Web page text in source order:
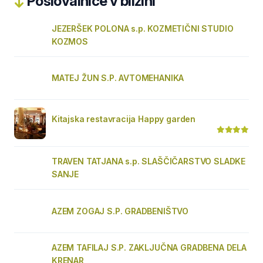
JEZERŠEK POLONA s.p. KOZMETIČNI STUDIO
KOZMOS
MATEJ ŽUN S.P. AVTOMEHANIKA
Kitajska restavracija Happy garden
TRAVEN TATJANA s.p. SLAŠČIČARSTVO SLADKE
SANJE
AZEM ZOGAJ S.P. GRADBENIŠTVO
AZEM TAFILAJ S.P. ZAKLJUČNA GRADBENA DELA
KRENAR